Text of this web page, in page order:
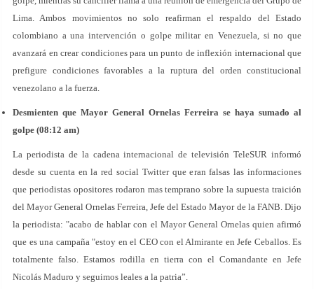
Lima. Ambos movimientos no solo reafirman el respaldo del Estado
colombiano a una intervención o golpe militar en Venezuela, si no que
avanzará en crear condiciones para un punto de inflexión internacional que
prefigure condiciones favorables a la ruptura del orden constitucional
venezolano a la fuerza.
Desmienten que Mayor General Ornelas Ferreira se haya sumado al
golpe (08:12 am)
La periodista de la cadena internacional de televisión TeleSUR informó
desde su cuenta en la red social Twitter que eran falsas las informaciones
que periodistas opositores rodaron mas temprano sobre la supuesta traición
del Mayor General Ornelas Ferreira, Jefe del Estado Mayor de la FANB. Dijo
la periodista: "acabo de hablar con el Mayor General Ornelas quien afirmó
que es una campaña "estoy en el CEO con el Almirante en Jefe Ceballos. Es
totalmente falso. Estamos rodilla en tierra con el Comandante en Jefe
Nicolás Maduro y seguimos leales a la patria”.